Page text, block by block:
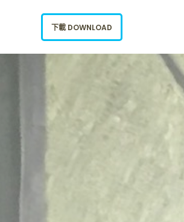
下載 DOWNLOAD